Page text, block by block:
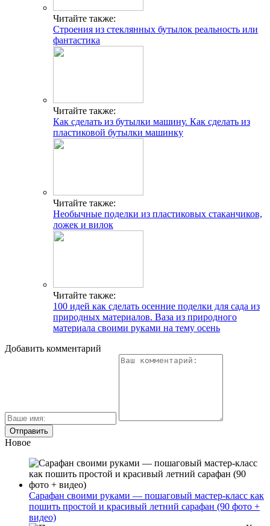
Читайте также:
Строения из стеклянных бутылок реальность или
фантастика
Читайте также:
Как сделать из бутылки машину. Как сделать из
пластиковой бутылки машинку
Читайте также:
Необычные поделки из пластиковых стаканчиков,
ложек и вилок
Читайте также:
100 идей как сделать осенние поделки для сада из
природных материалов. Ваза из природного
материала своими руками на тему осень
Добавить комментарий
Новое
Сарафан своими руками — пошаговый мастер-класс как
пошить простой и красивый летний сарафан (90 фото +
видео)